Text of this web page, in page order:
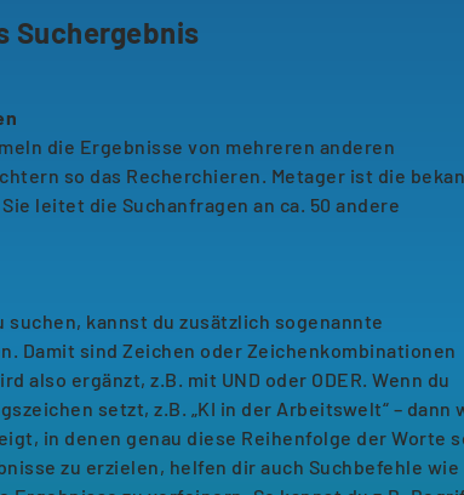
Suchergebnis
die Ergebnisse von mehreren anderen
so das Recherchieren. Metager ist die
leitet die Suchanfragen an ca. 50 andere
kannst du zusätzlich sogenannte
Damit sind Zeichen oder Zeichenkombinationen
also ergänzt, z.B. mit UND oder ODER. Wenn du
setzt, z.B. „KI in der Arbeitswelt“ – dann
in denen genau diese Reihenfolge der Worte
zu erzielen, helfen dir auch Suchbefehle wie